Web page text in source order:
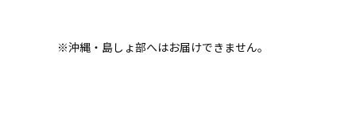
※沖縄・島しょ部へはお届けできません。